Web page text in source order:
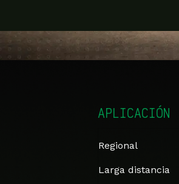
APLICACIÓN
Regional
Larga distancia